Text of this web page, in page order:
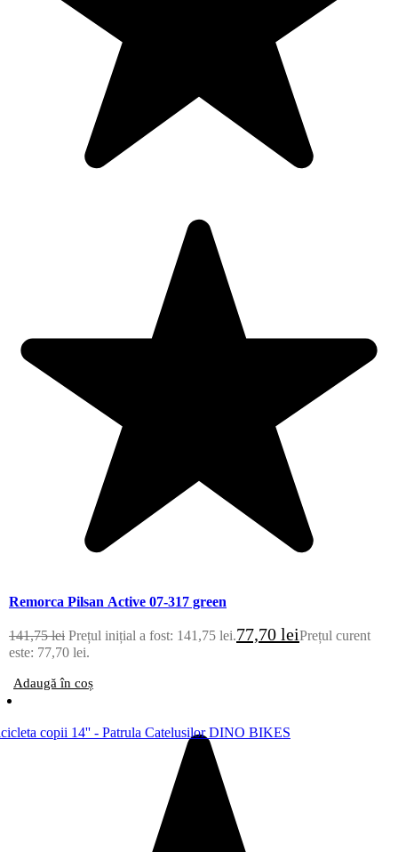
Remorca Pilsan Active 07-317 green
141,75lei Prețul inițial a fost: 141,75 lei.77,70 leiPrețul curent
este: 77,70 lei.
Adaugă în coș